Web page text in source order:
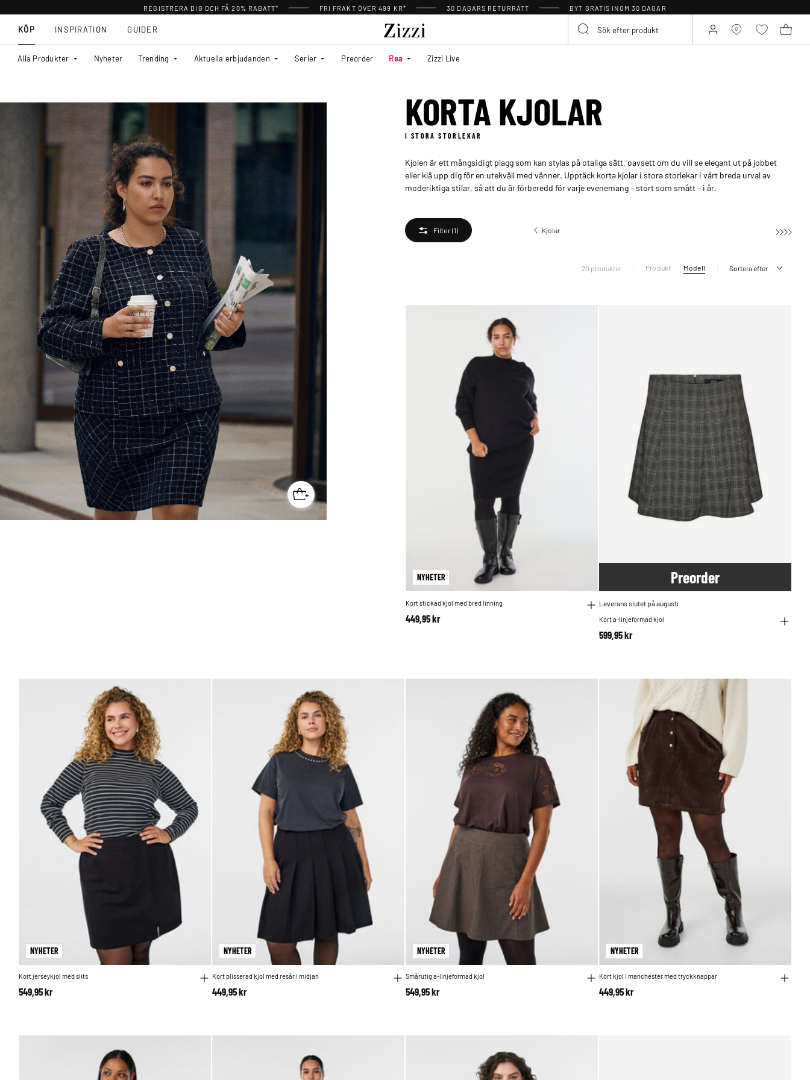
REGISTRERA DIG OCH FÅ 20% RABATT* FRI FRAKT ÖVER 499 KR* 30 DAGARS RETURRÄTT BYT GRATIS INOM 30 DAGAR
KÖP
Alla Produkter Nyheter Trending Aktuella erbjudanden Serier Preorder Rea Zizzi Live
INSPIRATION GUIDER
KORTA KJOLAR
I STORA STORLEKAR
Kjolen är ett mångsidigt plagg som kan stylas på otaliga sätt, oavsett om du vill se elegant ut på jobbet
eller klä upp dig för en utekväll med vänner. Upptäck korta kjolar i stora storlekar i vårt breda urval av
moderiktiga stilar, så att du är förberedd för varje evenemang – stort som smått – i år.
Filter(1) Kjolar
20 produkter Produkt Modell Sortera efter
NYHETER
Kort stickad kjol med bred linning
449,95 kr
Preorder
Leverans slutet på augusti
Kort a-linjeformad kjol
599,95 kr
NYHETER
Kort jerseykjol med slits
549,95 kr
NYHETER
Kort plisserad kjol med resår i midjan
449,95 kr
NYHETER
Smårutig a-linjeformad kjol
549,95 kr
NYHETER
Kort kjol i manchester med tryckknappar
449,95 kr